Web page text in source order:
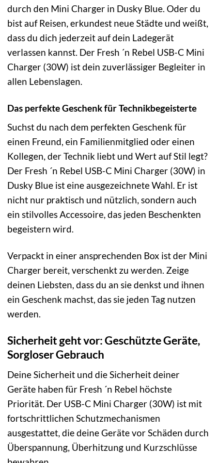
durch den Mini Charger in Dusky Blue. Oder du
bist auf Reisen, erkundest neue Städte und weißt,
dass du dich jederzeit auf dein Ladegerät
verlassen kannst. Der Fresh ´n Rebel USB-C Mini
Charger (30W) ist dein zuverlässiger Begleiter in
allen Lebenslagen.
Das perfekte Geschenk für Technikbegeisterte
Suchst du nach dem perfekten Geschenk für
einen Freund, ein Familienmitglied oder einen
Kollegen, der Technik liebt und Wert auf Stil legt?
Der Fresh ´n Rebel USB-C Mini Charger (30W) in
Dusky Blue ist eine ausgezeichnete Wahl. Er ist
nicht nur praktisch und nützlich, sondern auch
ein stilvolles Accessoire, das jeden Beschenkten
begeistern wird.
Verpackt in einer ansprechenden Box ist der Mini
Charger bereit, verschenkt zu werden. Zeige
deinen Liebsten, dass du an sie denkst und ihnen
ein Geschenk machst, das sie jeden Tag nutzen
werden.
Sicherheit geht vor: Geschützte Geräte,
Sorgloser Gebrauch
Deine Sicherheit und die Sicherheit deiner
Geräte haben für Fresh ´n Rebel höchste
Priorität. Der USB-C Mini Charger (30W) ist mit
fortschrittlichen Schutzmechanismen
ausgestattet, die deine Geräte vor Schäden durch
Überspannung, Überhitzung und Kurzschlüsse